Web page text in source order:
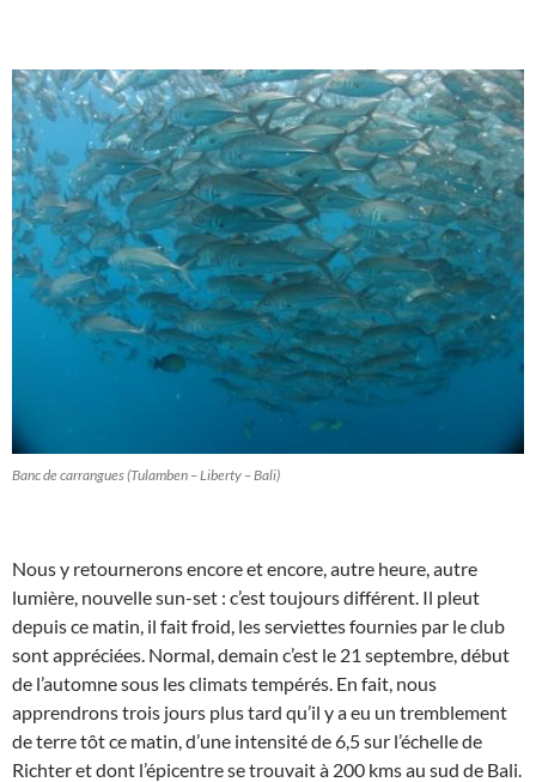
Banc de carrangues (Tulamben – Liberty – Bali)
Nous y retournerons encore et encore, autre heure, autre
lumière, nouvelle sun-set : c’est toujours différent. Il pleut
depuis ce matin, il fait froid, les serviettes fournies par le club
sont appréciées. Normal, demain c’est le 21 septembre, début
de l’automne sous les climats tempérés. En fait, nous
apprendrons trois jours plus tard qu’il y a eu un tremblement
de terre tôt ce matin, d’une intensité de 6,5 sur l’échelle de
Richter et dont l’épicentre se trouvait à 200 kms au sud de Bali.